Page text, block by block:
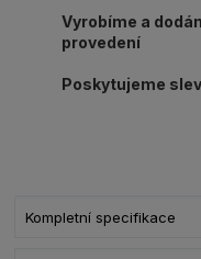
Vyrobíme a
provedení
Poskytujeme
Kompletní specifikace